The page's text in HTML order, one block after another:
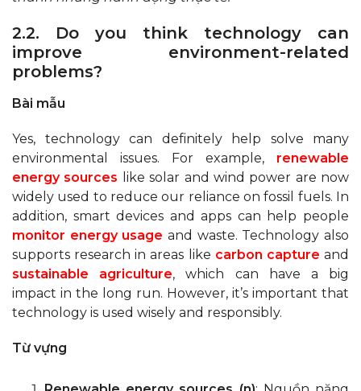
2.2. Do you think technology can
improve environment-related
problems?
Bài mẫu
Yes, technology can definitely help solve many
environmental issues. For example, renewable
energy sources like solar and wind power are now
widely used to reduce our reliance on fossil fuels. In
addition, smart devices and apps can help people
monitor energy usage and waste. Technology also
supports research in areas like carbon capture and
sustainable agriculture, which can have a big
impact in the long run. However, it’s important that
technology is used wisely and responsibly.
Từ vựng